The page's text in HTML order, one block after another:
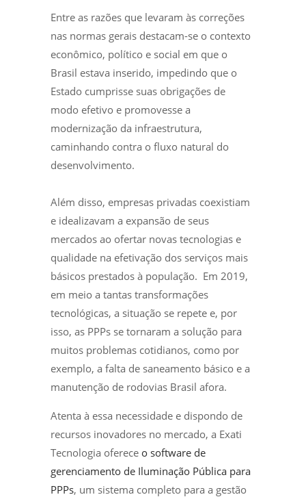
Entre as razões que levaram às correções
nas normas gerais destacam-se o contexto
econômico, político e social em que o
Brasil estava inserido, impedindo que o
Estado cumprisse suas obrigações de
modo efetivo e promovesse a
modernização da infraestrutura,
caminhando contra o fluxo natural do
desenvolvimento.
Além disso, empresas privadas coexistiam
e idealizavam a expansão de seus
mercados ao ofertar novas tecnologias e
qualidade na efetivação dos serviços mais
básicos prestados à população. Em 2019,
em meio a tantas transformações
tecnológicas, a situação se repete e, por
isso, as PPPs se tornaram a solução para
muitos problemas cotidianos, como por
exemplo, a falta de saneamento básico e a
manutenção de rodovias Brasil afora.
Atenta à essa necessidade e dispondo de
recursos inovadores no mercado, a Exati
Tecnologia oferece o software de
gerenciamento de Iluminação Pública para
PPPs, um sistema completo para a gestão